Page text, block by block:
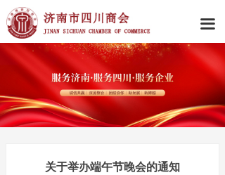
끀
关于举办端午节晚会的通知